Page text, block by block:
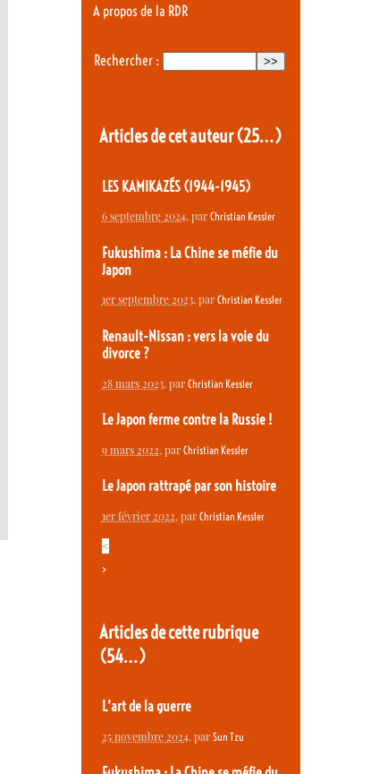
A propos de la RDR
Rechercher :
Articles de cet auteur(25…)
LES KAMIKAZÉS (1944-1945)
6 septembre 2024, par Christian Kessler
Fukushima : La Chine se méfie du
Japon
1er septembre 2023, par Christian Kessler
Renault-Nissan : vers la voie du
divorce ?
28 mars 2023, par Christian Kessler
Le Japon ferme contre la Russie !
9 mars 2022, par Christian Kessler
Le Japon rattrapé par son histoire
1er février 2022, par Christian Kessler
<
>
Articles de cette rubrique
(54…)
L’art de la guerre
25 novembre 2024, par Sun Tzu